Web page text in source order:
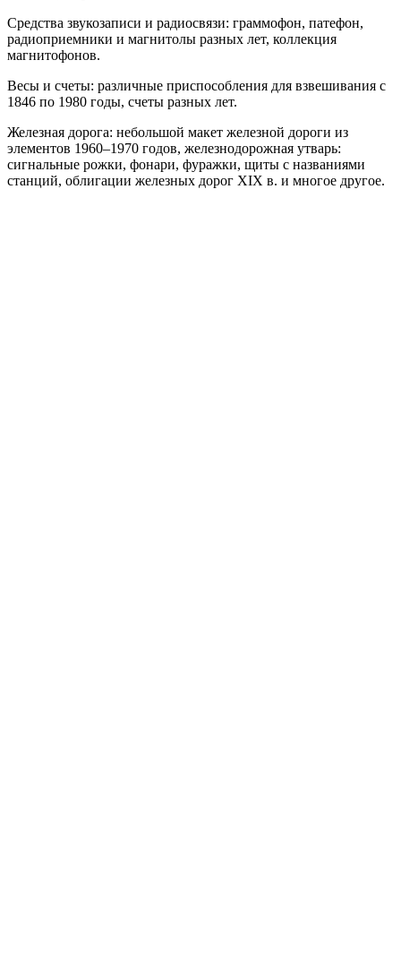
Средства звукозаписи и радиосвязи: граммофон, патефон,
радиоприемники и магнитолы разных лет, коллекция
магнитофонов.
Весы и счеты: различные приспособления для взвешивания с
1846 по 1980 годы, счеты разных лет.
Железная дорога: небольшой макет железной дороги из
элементов 1960–1970 годов, железнодорожная утварь:
сигнальные рожки, фонари, фуражки, щиты с названиями
станций, облигации железных дорог XIX в. и многое другое.